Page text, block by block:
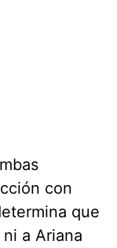
con
que
a Ariana